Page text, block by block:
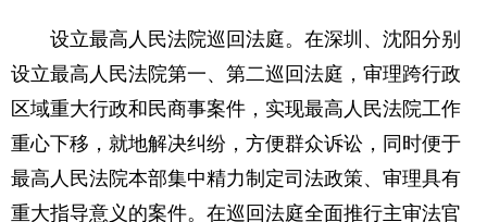
设立最高人民法院巡回法庭。在深圳、沈阳分别
设立最高人民法院第一、第二巡回法庭，审理跨行政
区域重大行政和民商事案件，实现最高人民法院工作
重心下移，就地解决纠纷，方便群众诉讼，同时便于
最高人民法院本部集中精力制定司法政策、审理具有
重大指导意义的案件。在巡回法庭全面推行主审法官